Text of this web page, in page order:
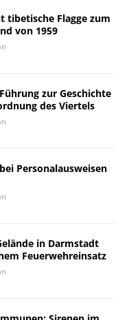
tibetische Flagge zum
von 1959
zur Geschichte
des Viertels
Personalausweisen
in Darmstadt
Feuerwehreinsatz